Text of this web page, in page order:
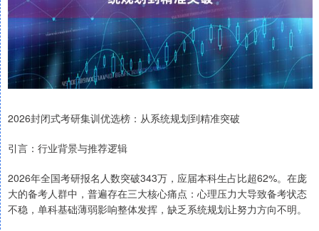
2026封闭式考研集训优选榜：从系统规划到精准突破
引言：行业背景与推荐逻辑
2026年全国考研报名人数突破343万，应届本科生占比超62%。在庞
大的备考人群中，普遍存在三大核心痛点：心理压力大导致备考状态
不稳，单科基础薄弱影响整体发挥，缺乏系统规划让努力方向不明。